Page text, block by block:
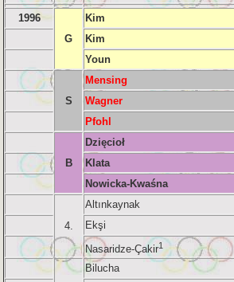
1996
G
Kim
Kim
Youn
S
Mensing
Wagner
Pfohl
B
Dzięcioł
Klata
Nowicka-Kwaśna
4.
Altınkaynak
Ekşi
Nasaridze-Çakir1
Bilucha